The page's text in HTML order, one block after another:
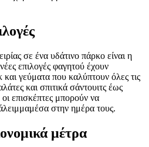
σε ένα υδάτινο πάρκο είναι η
επιλογές φαγητού έχουν
γεύματα που καλύπτουν όλες τις
και σπιτικά σάντουιτς έως
επισκέπτες μπορούν να
στην ημέρα τους.
μέτρα